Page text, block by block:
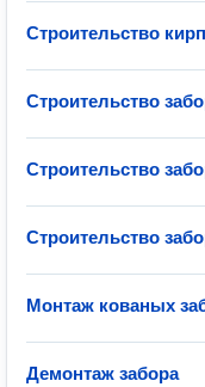
Строительство
Строительство
Строительство
Строительство
Монтаж кованых
Демонтаж забора